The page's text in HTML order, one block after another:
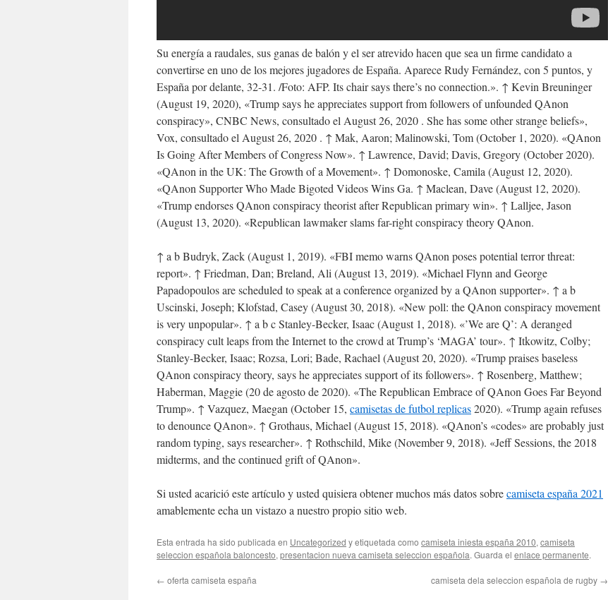
Su energía a raudales, sus ganas de balón y el ser atrevido hacen que sea un firme candidato a
convertirse en uno de los mejores jugadores de España. Aparece Rudy Fernández, con 5 puntos, y
España por delante, 32-31. /Foto: AFP. Its chair says there’s no connection.». ↑ Kevin Breuninger
(August 19, 2020), «Trump says he appreciates support from followers of unfounded QAnon
conspiracy», CNBC News, consultado el August 26, 2020 . She has some other strange beliefs»,
Vox, consultado el August 26, 2020 . ↑ Mak, Aaron; Malinowski, Tom (October 1, 2020). «QAnon
Is Going After Members of Congress Now». ↑ Lawrence, David; Davis, Gregory (October 2020).
«QAnon in the UK: The Growth of a Movement». ↑ Domonoske, Camila (August 12, 2020).
«QAnon Supporter Who Made Bigoted Videos Wins Ga. ↑ Maclean, Dave (August 12, 2020).
«Trump endorses QAnon conspiracy theorist after Republican primary win». ↑ Lalljee, Jason
(August 13, 2020). «Republican lawmaker slams far-right conspiracy theory QAnon.
↑ a b Budryk, Zack (August 1, 2019). «FBI memo warns QAnon poses potential terror threat:
report». ↑ Friedman, Dan; Breland, Ali (August 13, 2019). «Michael Flynn and George
Papadopoulos are scheduled to speak at a conference organized by a QAnon supporter». ↑ a b
Uscinski, Joseph; Klofstad, Casey (August 30, 2018). «New poll: the QAnon conspiracy movement
is very unpopular». ↑ a b c Stanley-Becker, Isaac (August 1, 2018). «’We are Q’: A deranged
conspiracy cult leaps from the Internet to the crowd at Trump’s ‘MAGA’ tour». ↑ Itkowitz, Colby;
Stanley-Becker, Isaac; Rozsa, Lori; Bade, Rachael (August 20, 2020). «Trump praises baseless
QAnon conspiracy theory, says he appreciates support of its followers». ↑ Rosenberg, Matthew;
Haberman, Maggie (20 de agosto de 2020). «The Republican Embrace of QAnon Goes Far Beyond
Trump». ↑ Vazquez, Maegan (October 15, camisetas de futbol replicas2020). «Trump again refuses
to denounce QAnon». ↑ Grothaus, Michael (August 15, 2018). «QAnon’s «codes» are probably just
random typing, says researcher». ↑ Rothschild, Mike (November 9, 2018). «Jeff Sessions, the 2018
midterms, and the continued grift of QAnon».
Si usted acarició este artículo y usted quisiera obtener muchos más datos sobrecamiseta españa 2021
amablemente echa un vistazo a nuestro propio sitio web.
Esta entrada ha sido publicada en Uncategorized y etiquetada como camiseta iniesta españa 2010, camiseta
seleccion española baloncesto, presentacion nueva camiseta seleccion española. Guarda el enlace permanente.
← oferta camiseta españa camiseta dela seleccion española de rugby →